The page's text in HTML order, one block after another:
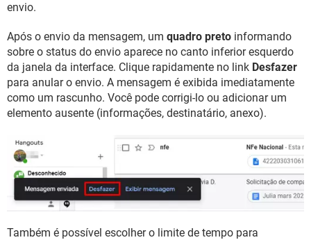
envio.
Após o envio da mensagem, um quadro preto informando
sobre o status do envio aparece no canto inferior esquerdo
da janela da interface. Clique rapidamente no link Desfazer
para anular o envio. A mensagem é exibida imediatamente
como um rascunho. Você pode corrigi-lo ou adicionar um
elemento ausente (informações, destinatário, anexo).
Também é possível escolher o limite de tempo para